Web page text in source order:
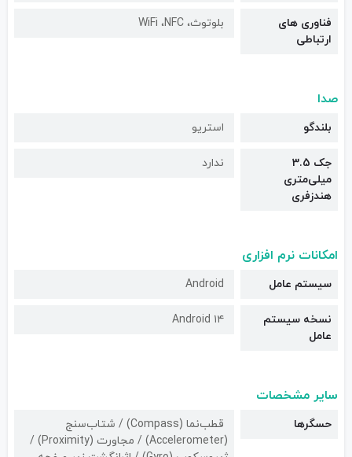
فناوری های
ارتباطی
بلوتوث، WiFi ،NFC
صدا
بلندگو استریو
جک 3.5
میلی‌متری
هندزفری
ندارد
امکانات نرم افزاری
سیستم عامل Android
نسخه سیستم
عامل
Android ۱۴
سایر مشخصات
حسگرها
قطب‌نما (Compass) / شتاب‌سنج
(Accelerometer) / مجاورت (Proximity) /